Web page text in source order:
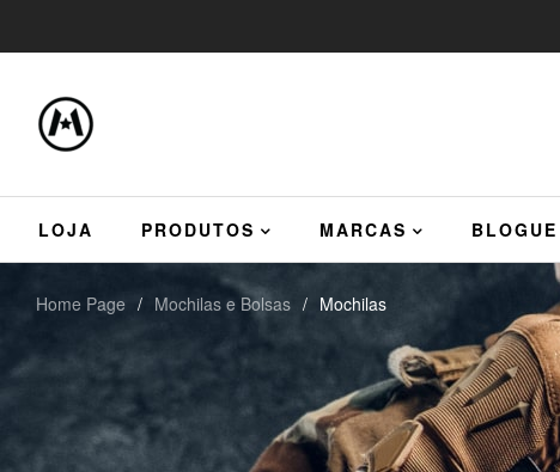
LOJA PRODUTOS MARCAS BLOGUE
Home Page / Mochilas e Bolsas / Mochilas